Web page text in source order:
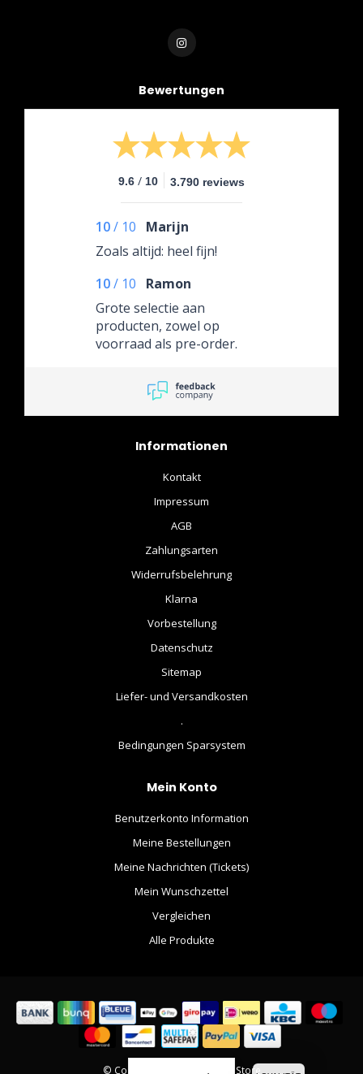
Bewertungen
9.6 / 10 3.790 reviews
10/ 10
Marijn
Zoals altijd: heel fijn!
10/ 10
Ramon
Grote selectie aan
producten, zowel op
voorraad als pre-order.
Informationen
Kontakt
Impressum
AGB
Zahlungsarten
Widerrufsbelehrung
Klarna
Vorbestellung
Datenschutz
Sitemap
Liefer- und Versandkosten
.
Bedingungen Sparsystem
Mein Konto
Benutzerkonto Information
Meine Bestellungen
Meine Nachrichten (Tickets)
Mein Wunschzettel
Vergleichen
Alle Produkte
© Copyright 2026 The Movie Store